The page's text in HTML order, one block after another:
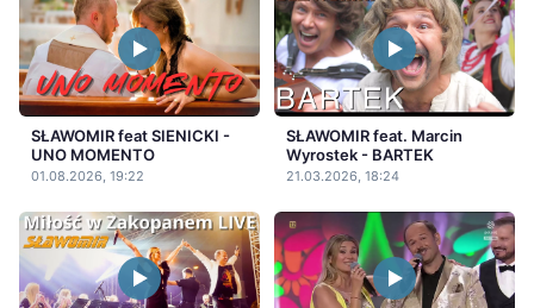
SŁAWOMIR feat SIENICKI -
UNO MOMENTO
01.08.2026, 19:22
SŁAWOMIR feat. Marcin
Wyrostek - BARTEK
21.03.2026, 18:24